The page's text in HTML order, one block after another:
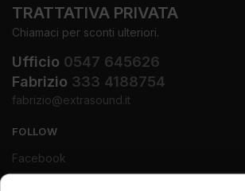
TRATTATIVA PRIVATA
Chiamaci per sconti ulteriori.
Ufficio 0547 645626
Fabrizio 333 4188754
fabrizio@extrasound.it
FOLLOW
Facebook
Instagram